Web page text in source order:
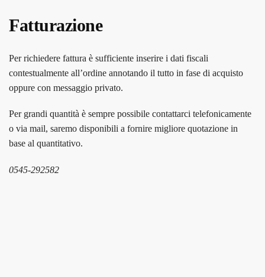
Fatturazione
Per richiedere fattura è sufficiente inserire i dati fiscali
contestualmente all’ordine annotando il tutto in fase di acquisto
oppure con messaggio privato.
Per grandi quantità è sempre possibile contattarci telefonicamente
o via mail, saremo disponibili a fornire migliore quotazione in
base al quantitativo.
0545-292582